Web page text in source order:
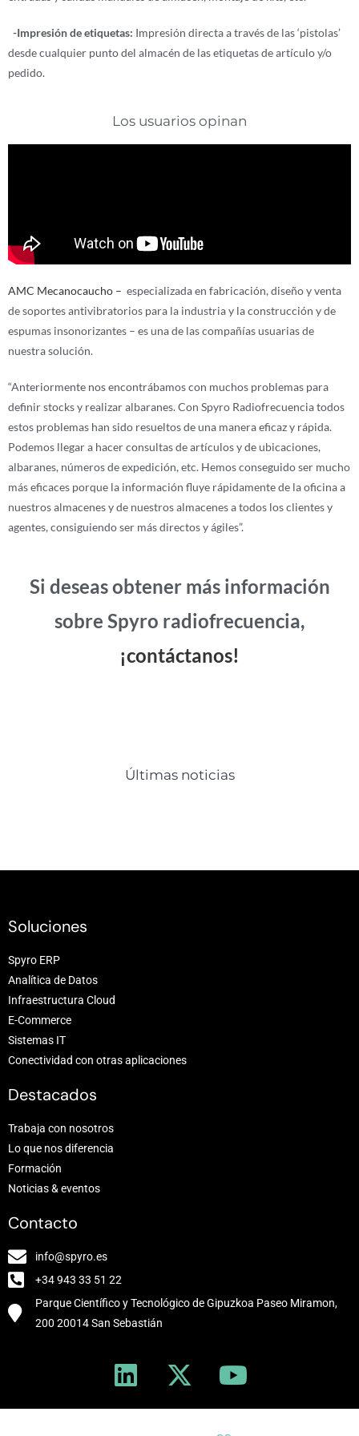
-Impresión de etiquetas: Impresión directa a través de las ‘pistolas’
desde cualquier punto del almacén de las etiquetas de artículo y/o
pedido.
Los usuarios opinan
AMC Mecanocaucho – especializada en fabricación, diseño y venta
de soportes antivibratorios para la industria y la construcción y de
espumas insonorizantes – es una de las compañías usuarias de
nuestra solución.
“Anteriormente nos encontrábamos con muchos problemas para
definir stocks y realizar albaranes. Con Spyro Radiofrecuencia todos
estos problemas han sido resueltos de una manera eficaz y rápida.
Podemos llegar a hacer consultas de artículos y de ubicaciones,
albaranes, números de expedición, etc. Hemos conseguido ser mucho
más eficaces porque la información fluye rápidamente de la oficina a
nuestros almacenes y de nuestros almacenes a todos los clientes y
agentes, consiguiendo ser más directos y ágiles”.
Si deseas obtener más información
sobre Spyro radiofrecuencia,
¡contáctanos!
Últimas noticias
Soluciones
Spyro ERP
Analítica de Datos
Infraestructura Cloud
E-Commerce
Sistemas IT
Conectividad con otras aplicaciones
Destacados
Trabaja con nosotros
Lo que nos diferencia
Formación
Noticias & eventos
Contacto
info@spyro.es
+34 943 33 51 22
Parque Científico y Tecnológico de Gipuzkoa Paseo Miramon,
200 20014 San Sebastián